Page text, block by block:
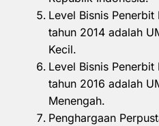
Level Bisnis
tahun 2014 adalah
Kecil.
Level Bisnis
tahun 2016 adalah
Menengah.
Penghargaan